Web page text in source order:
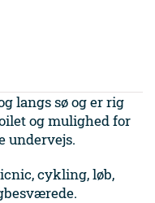
langs sø og er rig
og mulighed for
undervejs.
cykling, løb,